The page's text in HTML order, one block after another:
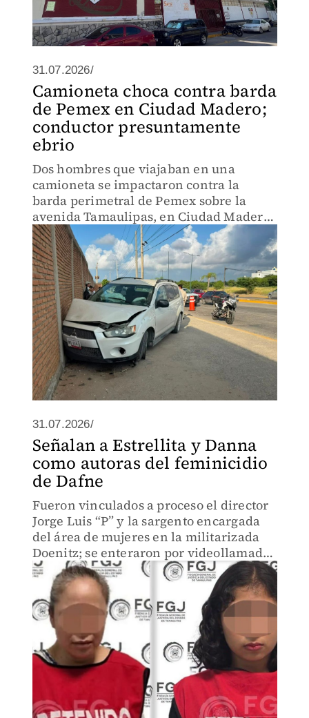
31.07.2026/
Camioneta choca contra barda
de Pemex en Ciudad Madero;
conductor presuntamente
ebrio
Dos hombres que viajaban en una
camioneta se impactaron contra la
barda perimetral de Pemex sobre la
avenida Tamaulipas, en Ciudad Madero.
El accidente dejó únicamente daños
materiales.
31.07.2026/
Señalan a Estrellita y Danna
como autoras del feminicidio
de Dafne
Fueron vinculados a proceso el director
Jorge Luis “P” y la sargento encargada
del área de mujeres en la militarizada
Doenitz; se enteraron por videollamada,
pues por “seguridad” no los presentaron